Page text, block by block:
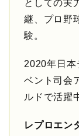
としての実
継、プロ野
験。
2020年日本
ベント司会
ルドで活躍
レプロエン